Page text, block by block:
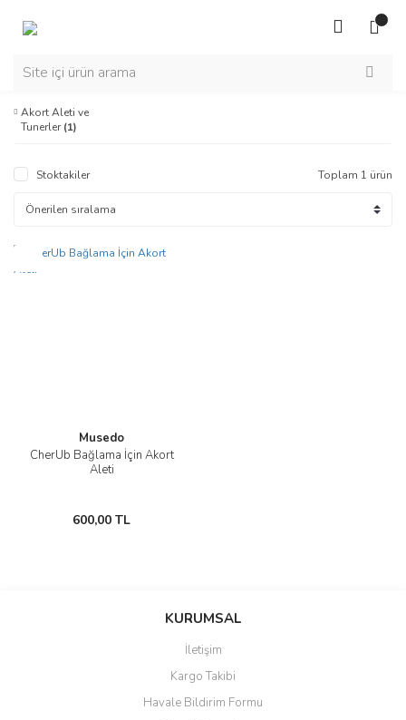
Akort Aleti ve
Tunerler(1)
Stoktakiler Toplam 1 ürün
Musedo
CherUb Bağlama İçin Akort
Aleti
600,00 TL
KURUMSAL
İletişim
Kargo Takibi
Havale Bildirim Formu